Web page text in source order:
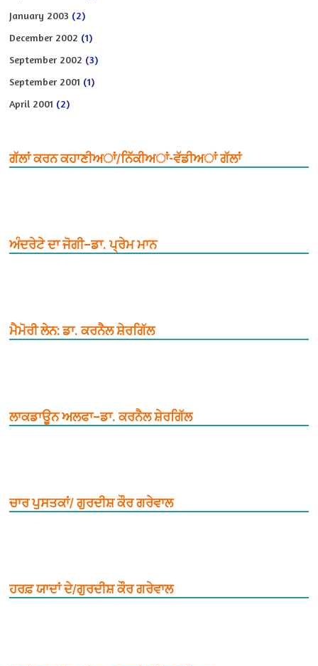
January 2003 (2)
December 2002 (1)
September 2002 (3)
September 2001 (1)
April 2001 (2)
ਗੱਲਾਂ ਕਰਨ ਕਹਾਣੀਅਾਂ/ਨਿੱਕੀਅਾਂ-ਵੱਡੀਅਾਂ ਗੱਲਾਂ
ਅੰਦਰੇਟੇ ਦਾ ਜੋਗੀ–ਡਾ. ਪ੍ਰੇਮ ਮਾਨ
ਮੈਮੋਰੀ ਲੇਨ: ਡਾ. ਕਰਨੈਲ ਸ਼ੇਰਗਿੱਲ
ਲਾਕਡਾਊਨ ਅਲਫਾ–ਡਾ. ਕਰਨੈਲ ਸ਼ੇਰਗਿੱਲ
ਚਾਰ ਪੁਸਤਕਾਂ/ ਗੁਰਦੀਸ਼ ਕੌਰ ਗਰੇਵਾਲ
ਹਰਫ਼ ਯਾਦਾਂ ਦੇ/ਗੁਰਦੀਸ਼ ਕੌਰ ਗਰੇਵਾਲ